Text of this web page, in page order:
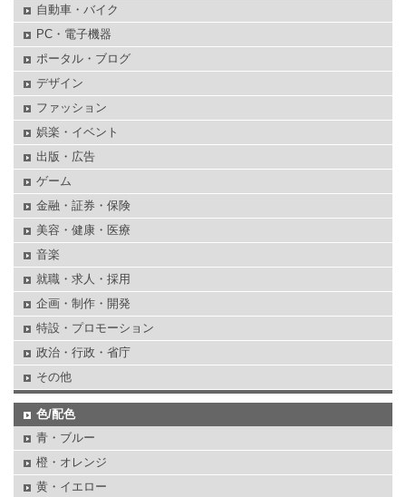
自動車・バイク
PC・電子機器
ポータル・ブログ
デザイン
ファッション
娯楽・イベント
出版・広告
ゲーム
金融・証券・保険
美容・健康・医療
音楽
就職・求人・採用
企画・制作・開発
特設・プロモーション
政治・行政・省庁
その他
色/配色
青・ブルー
橙・オレンジ
黄・イエロー